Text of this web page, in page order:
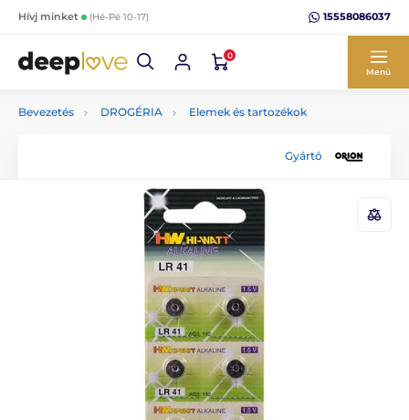
Hívj minket (Hé-Pé 10-17) 15558086037
0
Menü
Bevezetés DROGÉRIA Elemek és tartozékok
Gyártó